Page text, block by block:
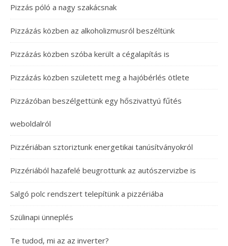
Pizzás póló a nagy szakácsnak
Pizzázás közben az alkoholizmusról beszéltünk
Pizzázás közben szóba került a cégalapítás is
Pizzázás közben született meg a hajóbérlés ötlete
Pizzázóban beszélgettünk egy hőszivattyú fűtés
weboldalról
Pizzériában sztoriztunk energetikai tanúsítványokról
Pizzériából hazafelé beugrottunk az autószervizbe is
Salgó polc rendszert telepítünk a pizzériába
Szülinapi ünneplés
Te tudod, mi az az inverter?